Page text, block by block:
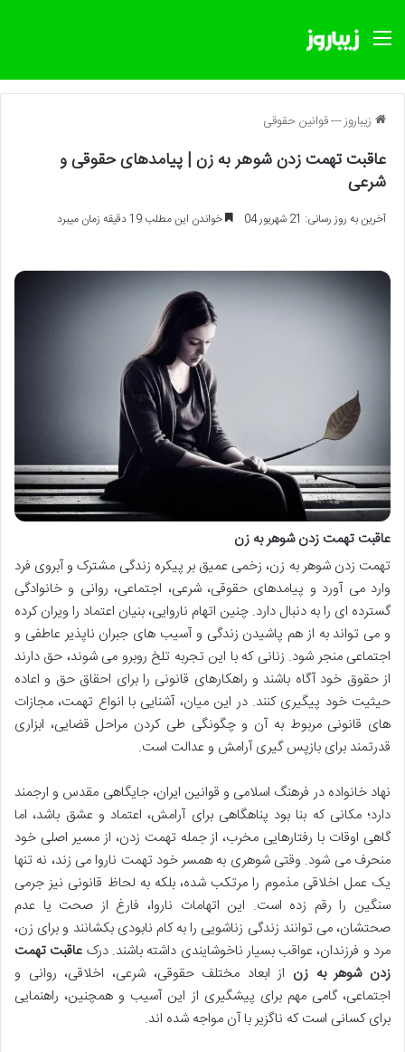
منو
زیباروز---قوانین حقوقی
عاقبت تهمت زدن شوهر به زن | پیامدهای حقوقی و
شرعی
آخرین به روز رسانی: 21 شهریور 04 خواندن این مطلب 19 دقیقه زمان میبرد
عاقبت تهمت زدن شوهر به زن
تهمت زدن شوهر به زن، زخمی عمیق بر پیکره زندگی مشترک و آبروی فرد
وارد می آورد و پیامدهای حقوقی، شرعی، اجتماعی، روانی و خانوادگی
گسترده ای را به دنبال دارد. چنین اتهام ناروایی، بنیان اعتماد را ویران کرده
و می تواند به از هم پاشیدن زندگی و آسیب های جبران ناپذیر عاطفی و
اجتماعی منجر شود. زنانی که با این تجربه تلخ روبرو می شوند، حق دارند
از حقوق خود آگاه باشند و راهکارهای قانونی را برای احقاق حق و اعاده
حیثیت خود پیگیری کنند. در این میان، آشنایی با انواع تهمت، مجازات
های قانونی مربوط به آن و چگونگی طی کردن مراحل قضایی، ابزاری
قدرتمند برای بازپس گیری آرامش و عدالت است.
نهاد خانواده در فرهنگ اسلامی و قوانین ایران، جایگاهی مقدس و ارجمند
دارد؛ مکانی که بنا بود پناهگاهی برای آرامش، اعتماد و عشق باشد، اما
گاهی اوقات با رفتارهایی مخرب، از جمله تهمت زدن، از مسیر اصلی خود
منحرف می شود. وقتی شوهری به همسر خود تهمت ناروا می زند، نه تنها
یک عمل اخلاقی مذموم را مرتکب شده، بلکه به لحاظ قانونی نیز جرمی
سنگین را رقم زده است. این اتهامات ناروا، فارغ از صحت یا عدم
صحتشان، می توانند زندگی زناشویی را به کام نابودی بکشانند و برای زن،
مرد و فرزندان، عواقب بسیار ناخوشایندی داشته باشند. درک عاقبت تهمت
زدن شوهر به زن از ابعاد مختلف حقوقی، شرعی، اخلاقی، روانی و
اجتماعی، گامی مهم برای پیشگیری از این آسیب و همچنین، راهنمایی
برای کسانی است که ناگزیر با آن مواجه شده اند.